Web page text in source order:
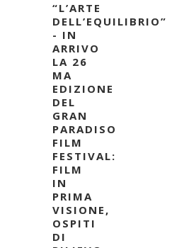
“L’ARTE
DELL’EQUILIBRIO”
- IN
ARRIVO
LA 26
MA
EDIZIONE
DEL
GRAN
PARADISO
FILM
FESTIVAL:
FILM
IN
PRIMA
VISIONE,
OSPITI
DI